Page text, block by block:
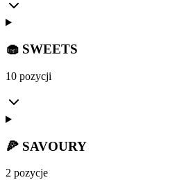
🧁 SWEETS
10 pozycji
🍕 SAVOURY
2 pozycje